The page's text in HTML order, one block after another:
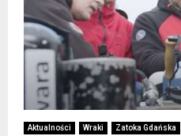
Aktualności Wraki Zatoka Gdańska